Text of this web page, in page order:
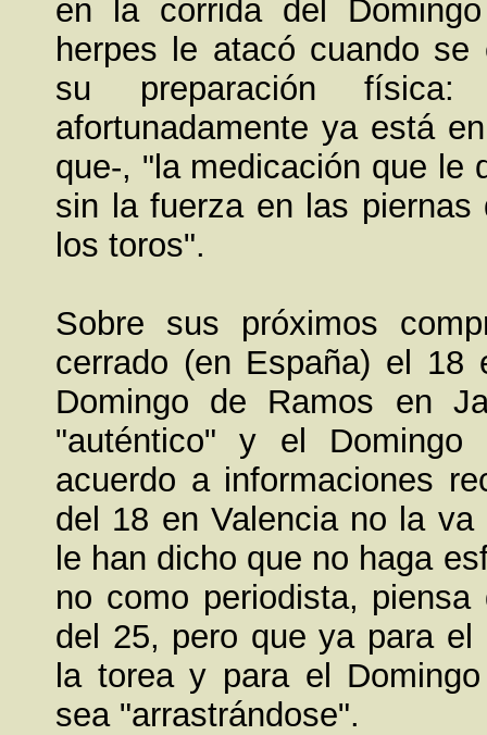
en la corrida del
herpes le atacó cuando
su preparación
afortunadamente ya está
que-, "la medicación que le
sin la fuerza en las
los toros".
Sobre sus próximos
cerrado (en España) el 18
Domingo de Ramos en
"auténtico" y el Domingo
acuerdo a informaciones
del 18 en Valencia no la
le han dicho que no haga
no como periodista,
del 25, pero que ya para
la torea y para el
sea "arrastrándose".